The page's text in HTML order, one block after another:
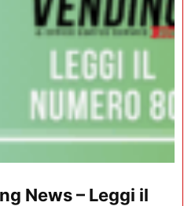
News – Leggi il